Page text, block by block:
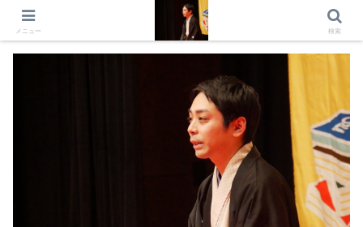
出演情報 出演依頼 日記 プロフィール
メニュー 検索